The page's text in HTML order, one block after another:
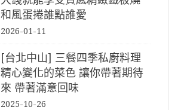
和風蛋捲誰點誰愛
2026-01-11
[台北中山] 三餐四季私廚料理
精心變化的菜色 讓你帶著期待
來 帶著滿意回味
2025-10-26